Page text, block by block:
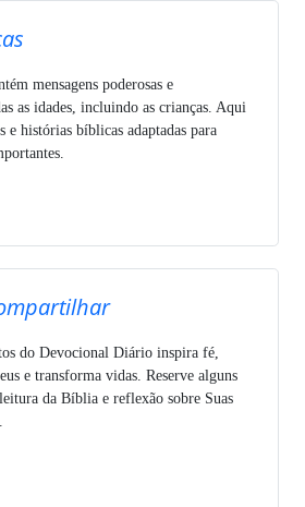
mensagens poderosas e
as idades, incluindo as crianças. Aqui
e histórias bíblicas adaptadas para
do Devocional Diário inspira fé,
e transforma vidas. Reserve alguns
da Bíblia e reflexão sobre Suas